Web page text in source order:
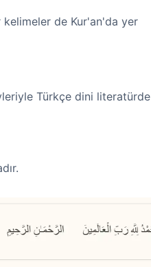
kelimeler de Kur'an'da yer
Türkçe dini literatürde